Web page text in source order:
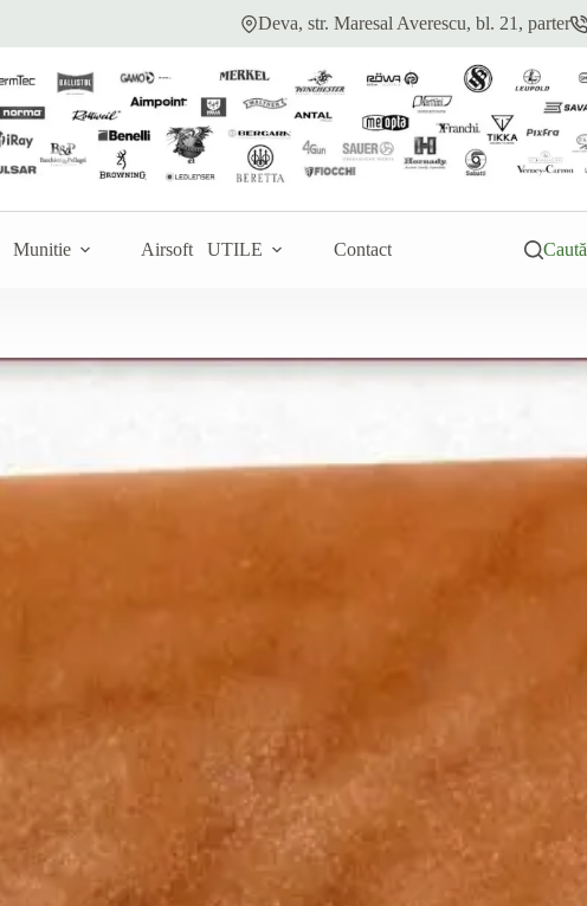
Deva, str. Maresal Averescu, bl. 21, parter
Munitie Airsoft UTILE Contact Caută